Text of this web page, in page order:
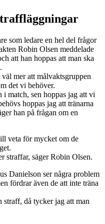
som ledare en hel del frågor
Robin Olsen meddelade
att han hoppas att man ska
mer att målvaktsgruppen
det vi behöver.
match, sen hoppas jag att vi
hoppas jag att tränarna
han på frågan om en
veta för mycket om de
straffar, säger Robin Olsen.
Danielson ser några problem
fördrar även de att inte träna
straff, då tycker jag att man